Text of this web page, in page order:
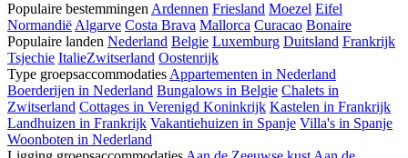
Populaire bestemmingen Ardennen Friesland Moezel Eifel
Normandië Algarve Costa Brava Mallorca Curacao Bonaire
Populaire landen Nederland Belgie Luxemburg Duitsland Frankrijk
Tsjechie ItalieZwitserland Oostenrijk
Type groepsaccommodaties Appartementen in Nederland
Boerderijen in Nederland Bungalows in Belgie Chalets in
Zwitserland Cottages in Verenigd Koninkrijk Kastelen in Frankrijk
Landhuizen in Frankrijk Vakantiehuizen in Spanje Villa's in Spanje
Woonboten in Nederland